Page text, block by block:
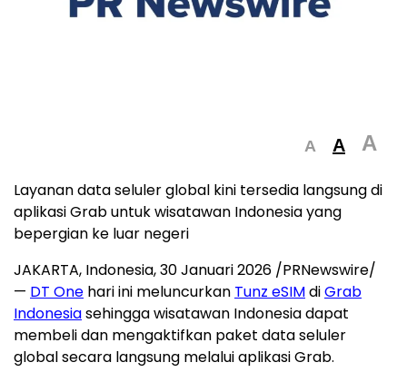
A A A
Layanan data seluler global kini tersedia langsung di
aplikasi Grab untuk wisatawan Indonesia yang
bepergian ke luar negeri
JAKARTA, Indonesia,30 Januari 2026 /PRNewswire/
— DT One hari ini meluncurkan Tunz eSIMdiGrab
Indonesiasehingga wisatawan Indonesia dapat
membeli dan mengaktifkan paket data seluler
global secara langsung melalui aplikasi Grab.